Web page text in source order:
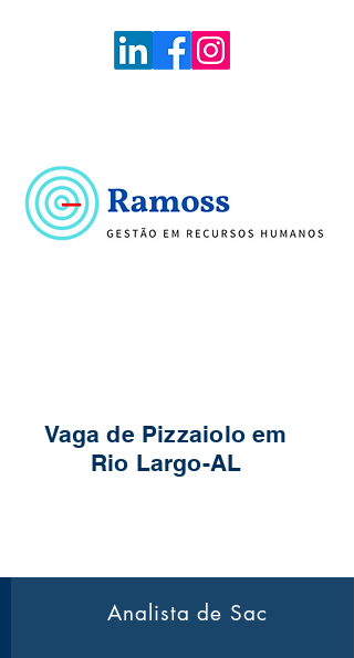
Vaga de Pizzaiolo em
Rio Largo-AL
Analista de Sac